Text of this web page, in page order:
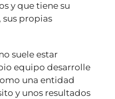
y que tiene su
propias
suele estar
equipo desarrolle
una entidad
y unos resultados